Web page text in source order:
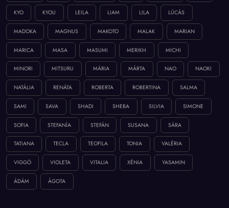
KYO KYOU LEILA LIAM LILA LÚCÁS
MADOKA MAGNUS MAKOTO MALAK MARIAN
MARICA MASA MASUMI MERIKH MICHI
MINORI MITSURU MÁRIA MÁRTA NAO NAOKI
NATÁLIA RENÁTA ROBERTA ROBERTINA SALMA
SAMI SAVA SHADI SHEBA SILVIA SIMONE
SOFIA STEFANÍA STEFÁN SUSANA SÁRA
TATIANA TECLA TEOFILA TONIA VALÉRIA
VIGGÓ VIOLETA VITALIA XÉNIA YASAMIN
ÁDÁM ÁGOTA